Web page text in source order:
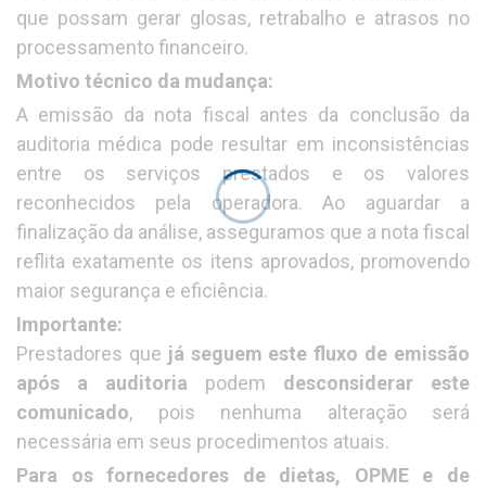
que possam gerar glosas, retrabalho e atrasos no
processamento financeiro.
Motivo técnico da mudança:
A emissão da nota fiscal antes da conclusão da
auditoria médica pode resultar em inconsistências
entre os serviços prestados e os valores
reconhecidos pela operadora. Ao aguardar a
finalização da análise, asseguramos que a nota fiscal
reflita exatamente os itens aprovados, promovendo
maior segurança e eficiência.
Importante:
Prestadores que já seguem este fluxo de emissão
após a auditoria podem desconsiderar este
comunicado, pois nenhuma alteração será
necessária em seus procedimentos atuais.
Para os fornecedores de dietas, OPME e de